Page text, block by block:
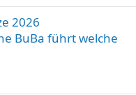
2026
BuBa führt welche